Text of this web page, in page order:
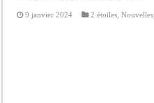
9 janvier 2024 2 étoiles ,Nouvelles